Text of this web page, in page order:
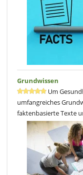
Grundwissen
Um
umfangreiches
faktenbasierte Texte